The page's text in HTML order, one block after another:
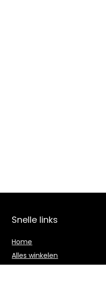
Snelle links
Home
Alles winkelen